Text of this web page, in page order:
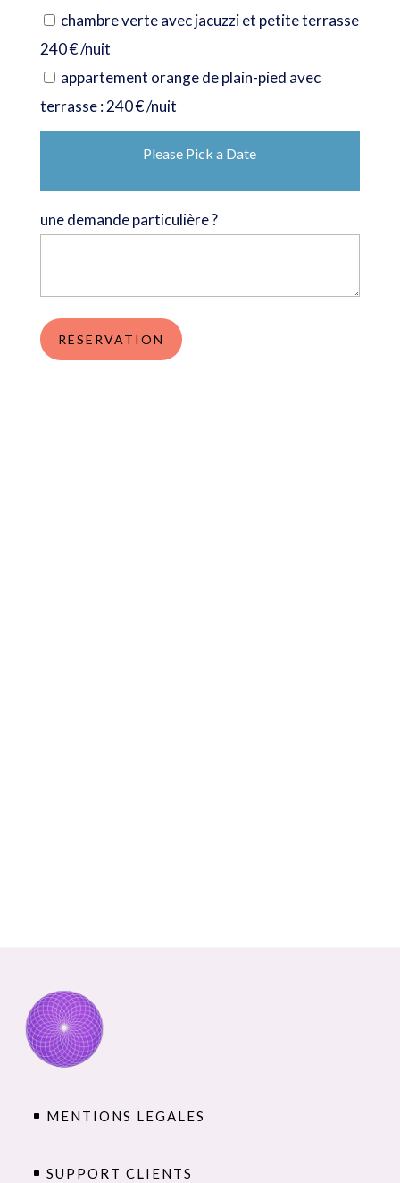
chambre verte avec jacuzzi et petite terrasse
240 € /nuit
appartement orange de plain-pied avec
terrasse : 240 € /nuit
Please Pick a Date
une demande particulière ?
RÉSERVATION
MENTIONS LEGALES
SUPPORT CLIENTS